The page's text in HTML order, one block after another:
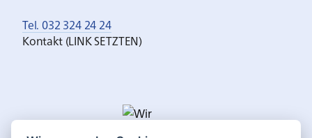
Tel. 032 324 24 24
Kontakt (LINK SETZTEN)